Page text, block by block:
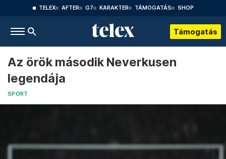
TELEX AFTER G7 KARAKTER TÁMOGATÁS SHOP
Támogatás
Az örök második Neverkusen
legendája
SPORT